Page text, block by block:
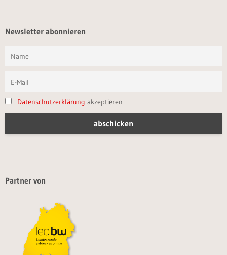
Newsletter abonnieren
Datenschutzerklärung akzeptieren
Partner von